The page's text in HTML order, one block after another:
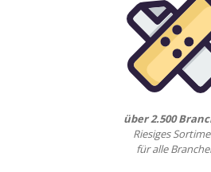
über 2.500
Riesiges
für alle